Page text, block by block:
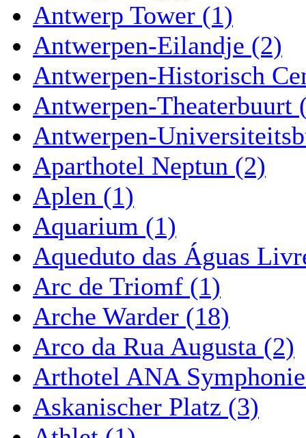
Antwerp Tower (1)
Antwerpen-Eilandje (2)
Antwerpen-Historisch
Antwerpen-Theaterbuurt
Antwerpen-
Aparthotel Neptun (2)
Aplen (1)
Aquarium (1)
Aqueduto das Águas
Arc de Triomf (1)
Arche Warder (18)
Arco da Rua Augusta (2)
Arthotel ANA
Askanischer Platz (3)